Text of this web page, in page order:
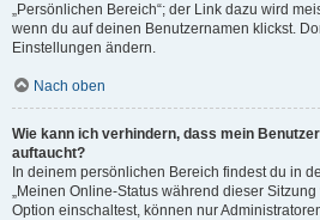
„Persönlichen Bereich“; der Link dazu wird
wenn du auf deinen Benutzernamen klickst.
Einstellungen ändern.
Nach oben
Wie kann ich verhindern, dass mein
auftaucht?
In deinem persönlichen Bereich findest du in
„Meinen Online-Status während dieser
Option einschaltest, können nur